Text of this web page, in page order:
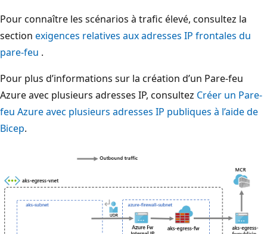
Pour connaître les scénarios à trafic élevé, consultez la
section exigences relatives aux adresses IP frontales du
pare-feu .
Pour plus d’informations sur la création d’un Pare-feu
Azure avec plusieurs adresses IP, consultez Créer un Pare-
feu Azure avec plusieurs adresses IP publiques à l’aide de
Bicep.